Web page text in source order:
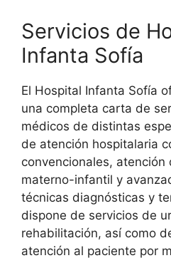
Servicios de
Infanta Sofía
El Hospital Infanta Sofía
una completa carta de
médicos de distintas
de atención hospitalaria
convencionales, atención
materno-infantil y
técnicas diagnósticas y
dispone de servicios de
rehabilitación, así como
atención al paciente por